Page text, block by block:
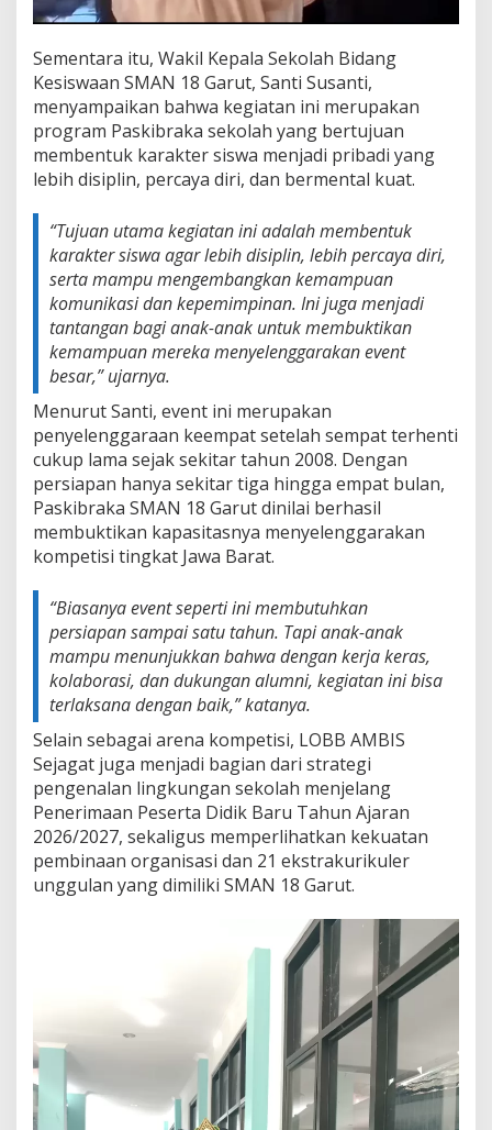
Sementara itu, Wakil Kepala Sekolah Bidang
Kesiswaan SMAN 18 Garut, Santi Susanti,
menyampaikan bahwa kegiatan ini merupakan
program Paskibraka sekolah yang bertujuan
membentuk karakter siswa menjadi pribadi yang
lebih disiplin, percaya diri, dan bermental kuat.
“Tujuan utama kegiatan ini adalah membentuk
karakter siswa agar lebih disiplin, lebih percaya diri,
serta mampu mengembangkan kemampuan
komunikasi dan kepemimpinan. Ini juga menjadi
tantangan bagi anak-anak untuk membuktikan
kemampuan mereka menyelenggarakan event
besar,”ujarnya.
Menurut Santi, event ini merupakan
penyelenggaraan keempat setelah sempat terhenti
cukup lama sejak sekitar tahun 2008. Dengan
persiapan hanya sekitar tiga hingga empat bulan,
Paskibraka SMAN 18 Garut dinilai berhasil
membuktikan kapasitasnya menyelenggarakan
kompetisi tingkat Jawa Barat.
“Biasanya event seperti ini membutuhkan
persiapan sampai satu tahun. Tapi anak-anak
mampu menunjukkan bahwa dengan kerja keras,
kolaborasi, dan dukungan alumni, kegiatan ini bisa
terlaksana dengan baik,”katanya.
Selain sebagai arena kompetisi, LOBB AMBIS
Sejagat juga menjadi bagian dari strategi
pengenalan lingkungan sekolah menjelang
Penerimaan Peserta Didik Baru Tahun Ajaran
2026/2027, sekaligus memperlihatkan kekuatan
pembinaan organisasi dan 21 ekstrakurikuler
unggulan yang dimiliki SMAN 18 Garut.